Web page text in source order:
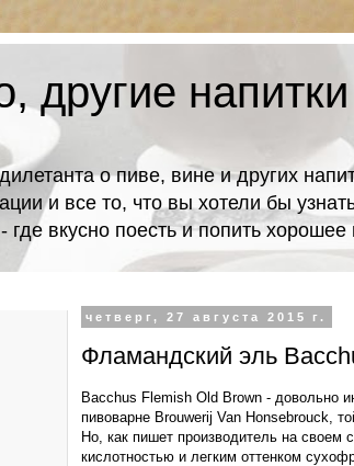
другие
о пиве, вине и других
и все то, что вы хотели бы
где вкусно поесть и попить хорошее
четверг, 27 августа 2015 г.
Фламандский эль
Bacchus Flemish Old Brown - довольно
пивоварне Brouwerij Van Honsebrouck,
Но, как пишет производитель на своем
кислотностью и легким оттенком